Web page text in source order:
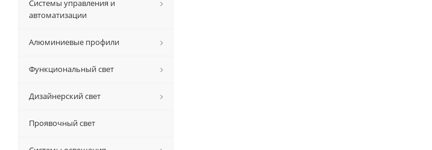
Системы управления и
автоматизации
Алюминиевые профили
Функциональный свет
Дизайнерский свет
Проявочный свет